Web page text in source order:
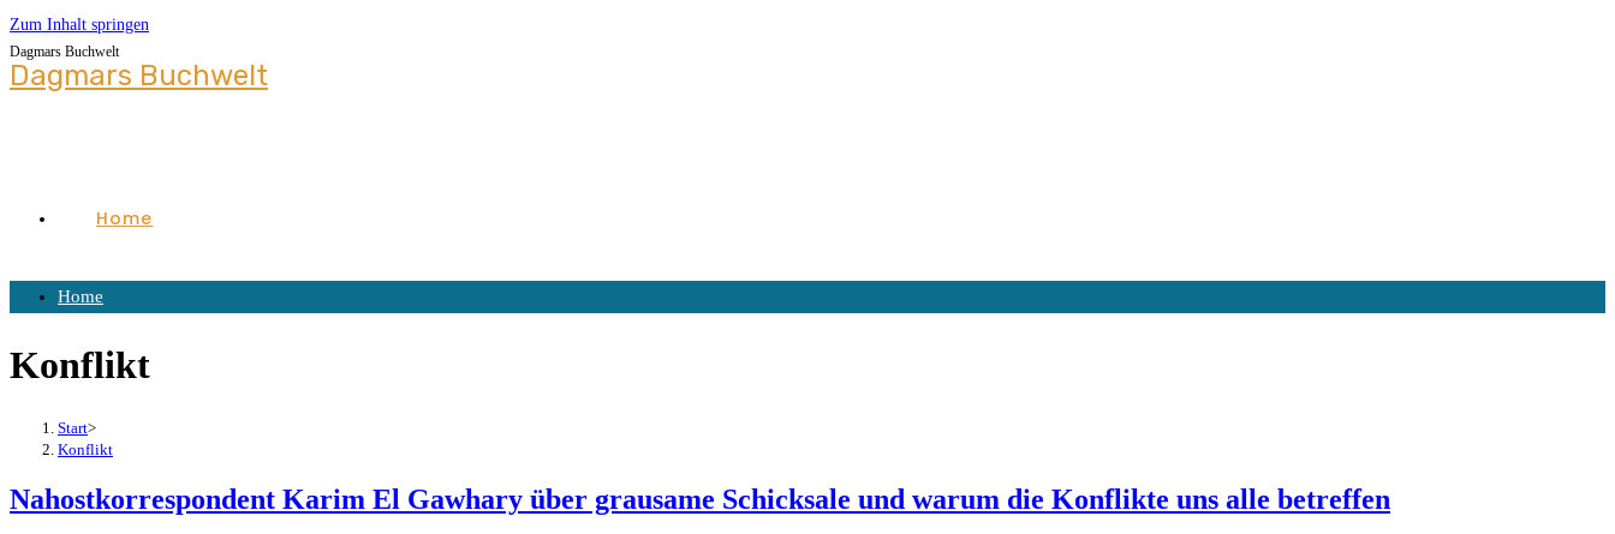
Zum Inhalt springen
Dagmars Buchwelt
Dagmars Buchwelt
Home
Home
Konflikt
Start>
Konflikt
Nahostkorrespondent Karim El Gawhary über grausame Schicksale und warum die Konflikte uns alle betreffen